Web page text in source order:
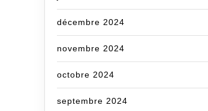
décembre 2024
novembre 2024
octobre 2024
septembre 2024